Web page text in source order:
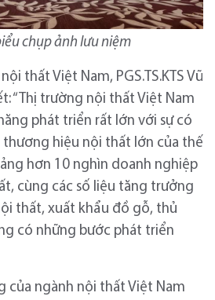
chụp ảnh lưu niệm
thất Việt Nam, PGS.TS.KTS Vũ
“Thị trường nội thất Việt Nam
phát triển rất lớn với sự có
thương hiệu nội thất lớn của thế
hơn 10 nghìn doanh nghiệp
cùng các số liệu tăng trưởng
thất, xuất khẩu đồ gỗ, thủ
có những bước phát triển
của ngành nội thất Việt Nam